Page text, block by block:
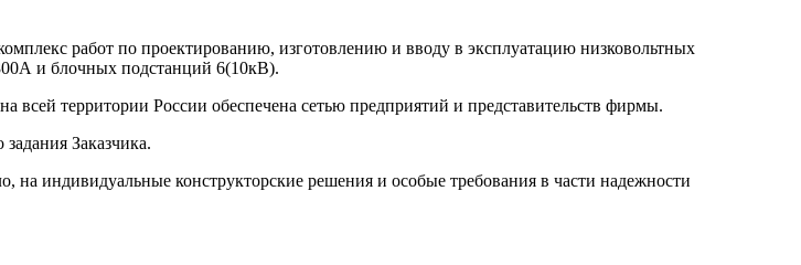
работ по проектированию, изготовлению и вводу в эксплуатацию низковольтных
и блочных подстанций 6(10кВ).
всей территории России обеспечена сетью предприятий и представительств фирмы.
задания Заказчика.
на индивидуальные конструкторские решения и особые требования в части надежности